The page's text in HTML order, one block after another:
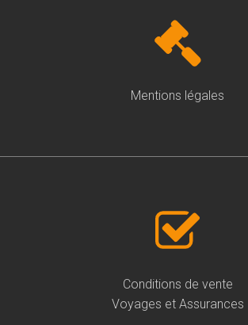
Mentions légales
Conditions de vente
Voyages et Assurances